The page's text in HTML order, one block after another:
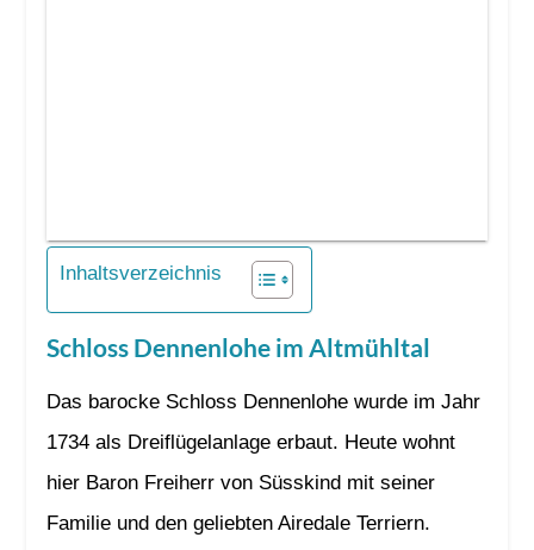
Inhaltsverzeichnis
Schloss Dennenlohe im Altmühltal
Das barocke Schloss Dennenlohe wurde im Jahr
1734 als Dreiflügelanlage erbaut. Heute wohnt
hier Baron Freiherr von Süsskind mit seiner
Familie und den geliebten Airedale Terriern.